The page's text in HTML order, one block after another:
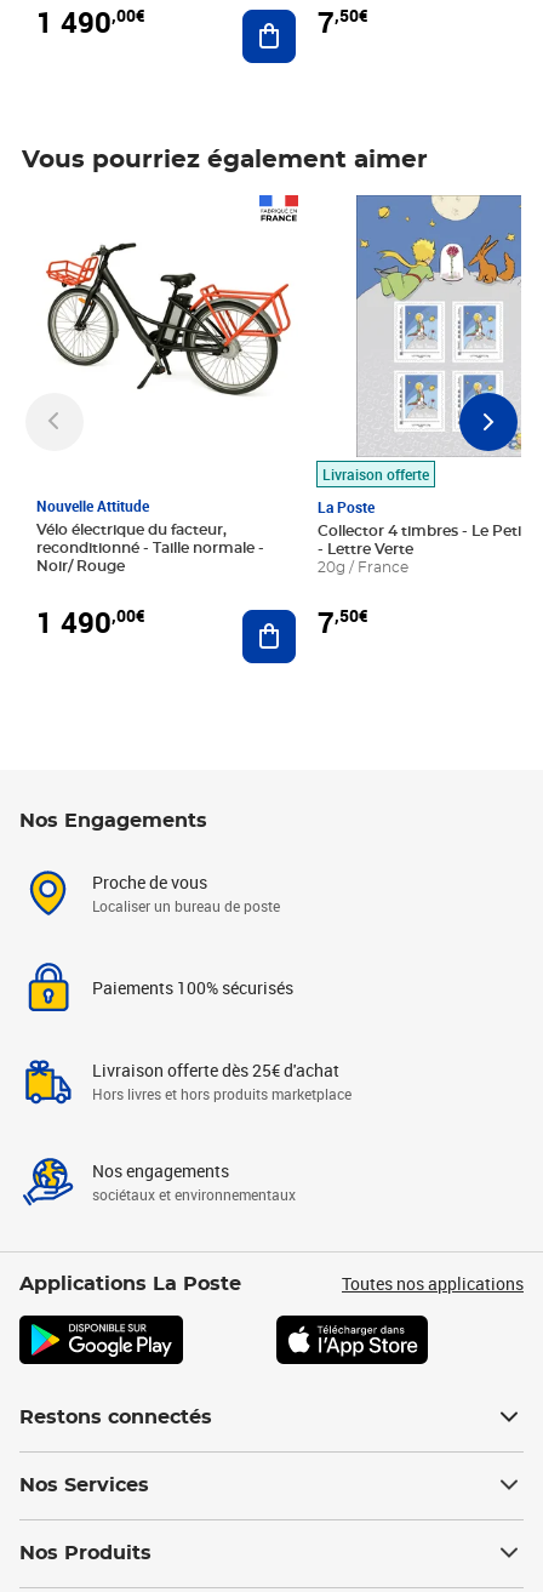
1 490,00€ Ajouter au panier
7,50€
Vous pourriez également aimer
Nouvelle Attitude
Vélo électrique du facteur,
reconditionné - Taille normale -
Noir/ Rouge
1 490,00€ Ajouter au panier
Livraison offerte
La Poste
Collector 4 timbres - Le Petit
- Lettre Verte
20g / France
7,50€
Prix 7,50€
Nos Engagements
Proche de vous
Localiser un bureau de poste
Paiements 100% sécurisés
Livraison offerte dès 25€ d'achat
Hors livres et hors produits marketplace
Nos engagements
sociétaux et environnementaux
Applications La Poste Toutes nos applications
Restons connectés
Nos Services
Nos Produits